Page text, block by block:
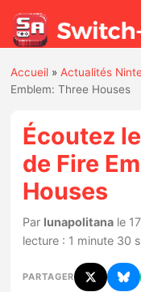
Actualités
Jeux
Hardware
Mises à jour
Accueil »Actualités
Emblem: Three Houses
Écoutez
de Fire
Houses
Par lunapolitana le
lecture : 1 minute 30
PARTAGER